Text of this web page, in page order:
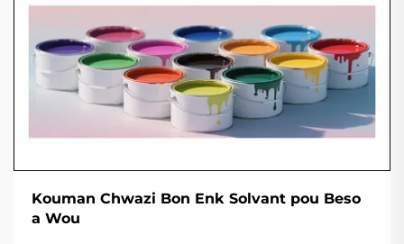
Kouman Chwazi Bon Enk Solvant pou Beso
a Wou